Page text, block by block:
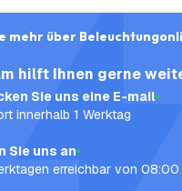
hilft Ihnen gerne
Sie uns eine E-mail
innerhalb 1 Werktag
Sie uns an
erreichbar von